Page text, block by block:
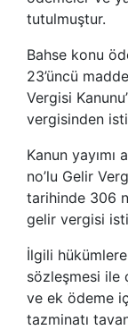
tutulmuştur.
Bahse konu
23’üncü
Vergisi
vergisinden
Kanun
no’lu Gelir
tarihinde 306
gelir vergisi
İlgili hükümlere
sözleşmesi ile
ve ek ödeme
tazminatı